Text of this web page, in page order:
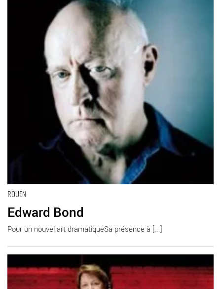
ROUEN
Edward Bond
Pour un nouvel art dramatiqueSa présence à [...]